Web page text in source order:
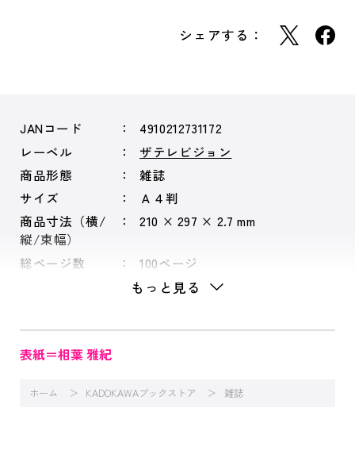
シェアする：
JANコード
4910212731172
レーベル
ザテレビジョン
商品形態
雑誌
サイズ
Ａ４判
商品寸法（横/
縦/束幅）
210 × 297 × 2.7 mm
総ページ数 100ページ
もっと見る
表紙＝相葉 雅紀
ホーム KADOKAWAブックストア 雑誌